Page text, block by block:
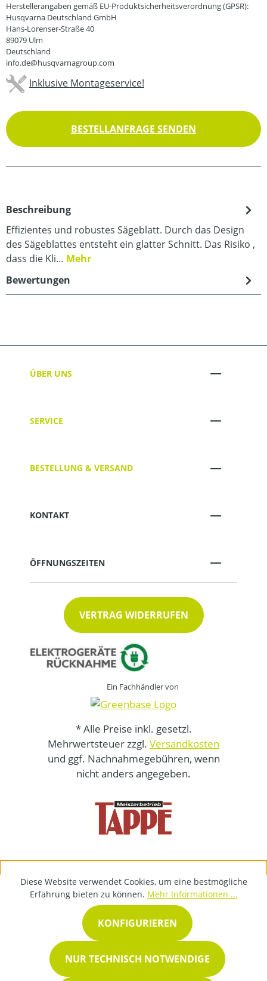
Herstellerangaben gemäß EU-Produktsicherheitsverordnung (GPSR):
Husqvarna Deutschland GmbH
Hans-Lorenser-Straße 40
89079 Ulm
Deutschland
info.de@husqvarnagroup.com
Inklusive Montageservice!
BESTELLANFRAGE SENDEN
Beschreibung
Effizientes und robustes Sägeblatt. Durch das Design
des Sägeblattes entsteht ein glatter Schnitt. Das Risiko ,
dass die Kli… Mehr
Bewertungen
ÜBER UNS
SERVICE
BESTELLUNG & VERSAND
KONTAKT
ÖFFNUNGSZEITEN
VERTRAG WIDERRUFEN
Ein Fachhändler von
* Alle Preise inkl. gesetzl.
Mehrwertsteuer zzgl. Versandkosten
und ggf. Nachnahmegebühren, wenn
nicht anders angegeben.
Diese Website verwendet Cookies, um eine bestmögliche
Erfahrung bieten zu können. Mehr Informationen ...
NUR TECHNISCH NOTWENDIGE
KONFIGURIEREN